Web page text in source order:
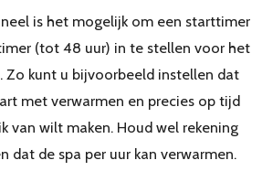
is het mogelijk om een starttimer
(tot 48 uur) in te stellen voor het
Zo kunt u bijvoorbeeld instellen dat
met verwarmen en precies op tijd
van wilt maken. Houd wel rekening
dat de spa per uur kan verwarmen.